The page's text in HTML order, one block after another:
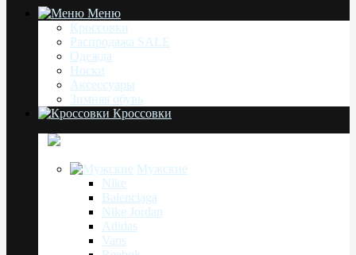
Меню
Кроссовки
Распродажа SALE
Одежда
Носки
Аксессуары
Зимняя обувь
Кроссовки
Мужские
Nike
Balenciaga
Nike Jordan
Adidas
Vans